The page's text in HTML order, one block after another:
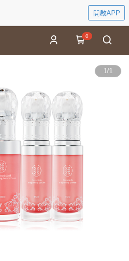
開啟APP
0
1/1